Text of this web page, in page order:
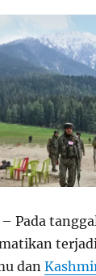
Pada
dan